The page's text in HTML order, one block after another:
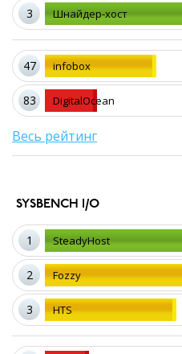
3 Шнайдер-хост
47 infobox
83 DigitalOcean
Весь рейтинг
SYSBENCH I/O
1 SteadyHost
2 Fozzy
3 HTS